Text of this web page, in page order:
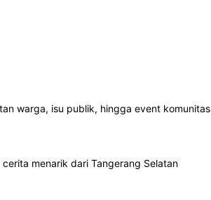
warga, isu publik, hingga event komunitas
menarik dari Tangerang Selatan